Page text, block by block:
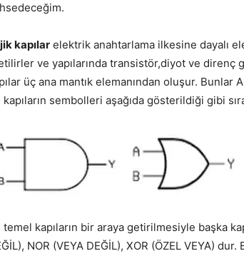
kapılar elektrik anahtarlama ilkesine dayalı
ve yapılarında transistör,diyot ve direnç
üç ana mantık elemanından oluşur. Bunlar
kapıların sembolleri aşağıda gösterildiği gibi
temel kapıların bir araya getirilmesiyle başka
NOR (VEYA DEĞİL), XOR (ÖZEL VEYA)